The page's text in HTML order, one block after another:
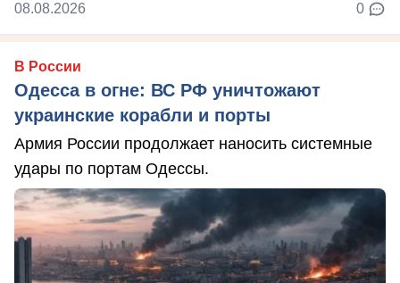
08.08.2026 0
В России
Одесса в огне: ВС РФ уничтожают
украинские корабли и порты
Армия России продолжает наносить системные
удары по портам Одессы.